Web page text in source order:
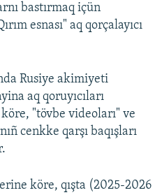
bastırmaq içün
esnası" aq qorçalayıcı
Rusiye akimiyeti
aq qoruyıcıları
"tövbe videoları" ve
cenkke qarşı baqışları
köre, qışta (2025-2026